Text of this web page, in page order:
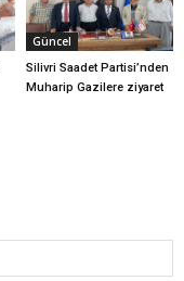
Güncel
Silivri Saadet Partisi’nden
Muharip Gazilere ziyaret